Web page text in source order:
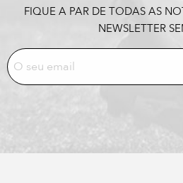
FIQUE A PAR DE TODAS AS
NEWSLETTER